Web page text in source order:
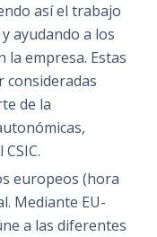
así el trabajo
ayudando a los
la empresa. Estas
consideradas
de la
europeos (hora
Mediante EU-
a las diferentes